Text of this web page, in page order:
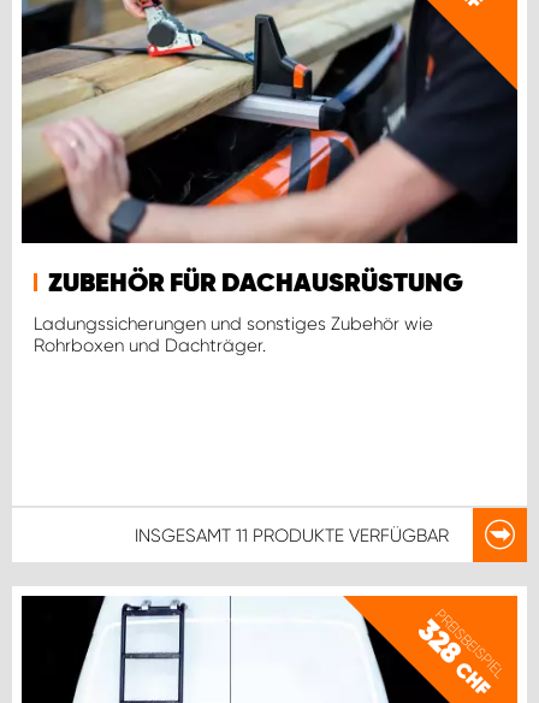
ZUBEHÖR FÜR DACHAUSRÜSTUNG
Ladungssicherungen und sonstiges Zubehör wie
Rohrboxen und Dachträger.
INSGESAMT 11 PRODUKTE VERFÜGBAR
PREISBEISPIEL
328
CHF